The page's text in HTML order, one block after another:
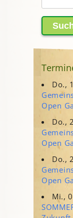
nach:
Do.,
Open
Do.,
Open
Do.,
Open
Mi.,